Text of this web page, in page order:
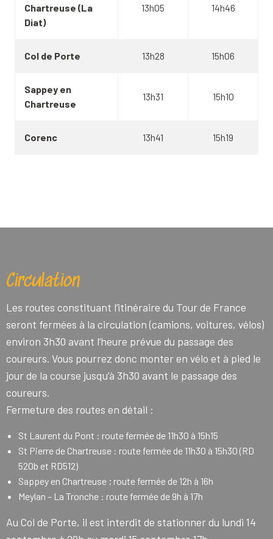
Chartreuse (La
Diat)
13h05 14h46
Col de Porte 13h28 15h06
Sappey en
Chartreuse
13h31 15h10
Corenc 13h41 15h19
Circulation
Les routes constituant l’itinéraire du Tour de France
seront fermées à la circulation (camions, voitures, vélos)
environ 3h30 avant l’heure prévue du passage des
coureurs. Vous pourrez donc monter en vélo et à pied le
jour de la course jusqu’à 3h30 avant le passage des
coureurs.
Fermeture des routes en détail :
St Laurent du Pont : route fermée de 11h30 à 15h15
St Pierre de Chartreuse : route fermée de 11h30 à 15h30 (RD
520b et RD512)
Sappey en Chartreuse ; route fermée de 12h à 16h
Meylan – La Tronche : route fermée de 9h à 17h
Au Col de Porte, il est interdit de stationner du lundi 14